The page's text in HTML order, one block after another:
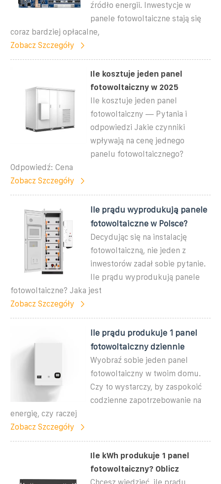
źródło energii. Inwestycje w
panele fotowoltaiczne stają się
coraz bardziej opłacalne,
Zobacz Szczegóły
Ile kosztuje jeden panel
fotowoltaiczny w 2025
Ile kosztuje jeden panel
fotowoltaiczny — Pytania i
odpowiedzi Jakie czynniki
wpływają na cenę jednego
panelu fotowoltaicznego?
Odpowiedź: Cena
Zobacz Szczegóły
Ile prądu wyprodukują panele
fotowoltaiczne w Polsce?
Decydując się na instalację
fotowoltaiczną, nie jeden z
inwestorów zadał sobie pytanie.
Ile prądu wyprodukują panele
fotowoltaiczne? Jaka jest
Zobacz Szczegóły
Ile prądu produkuje 1 panel
fotowoltaiczny dziennie
Wyobraź sobie jeden panel
fotowoltaiczny w twoim domu.
Czy to wystarczy, by zaspokoić
codzienne zapotrzebowanie na
energię, czy raczej
Zobacz Szczegóły
Ile kWh produkuje 1 panel
fotowoltaiczny? Oblicz
Chcesz wiedzieć, ile prądu